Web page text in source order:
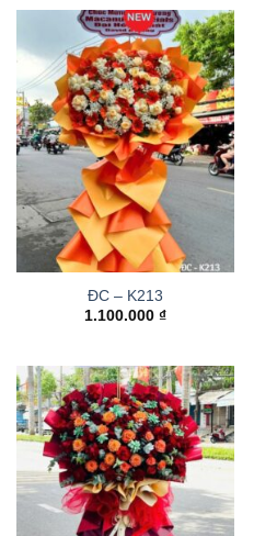
ĐC – K213
1.100.000 ₫